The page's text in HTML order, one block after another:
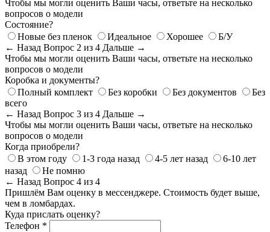
Чтобы мы могли оценить Ваши часы, ответьте на несколько
вопросов о модели
Состояние?
Новые без пленок
Идеальное Хорошее
Б/У
← Назад Вопрос 2 из 4 Дальше →
Чтобы мы могли оценить Ваши часы, ответьте на несколько
вопросов о модели
Коробка и документы?
Полный комплект
Без коробки Без документов
Без
всего
← Назад Вопрос 3 из 4 Дальше →
Чтобы мы могли оценить Ваши часы, ответьте на несколько
вопросов о модели
Когда приобрели?
В этом году
1-3 года назад 4-5 лет назад
6-10 лет
назад
Не помню
← Назад Вопрос 4 из 4
Пришлём Вам оценку в мессенджере. Стоимость будет выше,
чем в ломбардах.
Куда прислать оценку?
Телефон *